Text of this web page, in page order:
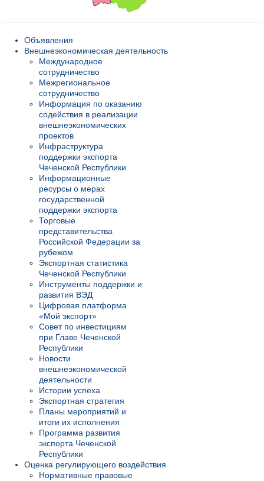
Объявления
Внешнеэкономическая деятельность
Международное
сотрудничество
Межрегиональное
сотрудничество
Информация по оказанию
содействия в реализации
внешнеэкономических
проектов
Инфраструктура
поддержки экспорта
Чеченской Республики
Информационные
ресурсы о мерах
государственной
поддержки экспорта
Торговые
представительства
Российской Федерации за
рубежом
Экспортная статистика
Чеченской Республики
Инструменты поддержки и
развития ВЭД
Цифровая платформа
«Мой экспорт»
Совет по инвестициям
при Главе Чеченской
Республики
Новости
внешнеэкономической
деятельности
Истории успеха
Экспортная стратегия
Планы мероприятий и
итоги их исполнения
Программа развития
экспорта Чеченской
Республики
Оценка регулирующего воздействия
Нормативные правовые